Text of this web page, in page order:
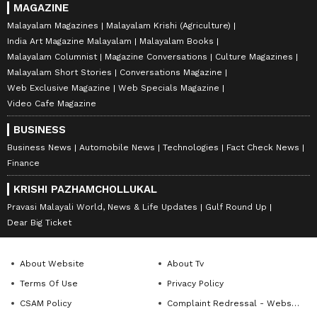
MAGAZINE
Malayalam Magazines
Malayalam Krishi (Agriculture)
India Art Magazine Malayalam
Malayalam Books
Malayalam Columnist
Magazine Conversations
Culture Magazines
Malayalam Short Stories
Conversations Magazine
Web Exclusive Magazine
Web Specials Magazine
Video Cafe Magazine
BUSINESS
Business News Automobile News Technologies
Fact Check News
Finance
KRISHI PAZHAMCHOLLUKAL
Pravasi Malayali World, News & Life Updates
Gulf Round Up
Dear Big Ticket
About Website
About Tv
Terms Of Use
Privacy Policy
CSAM Policy
Complaint Redressal - Website